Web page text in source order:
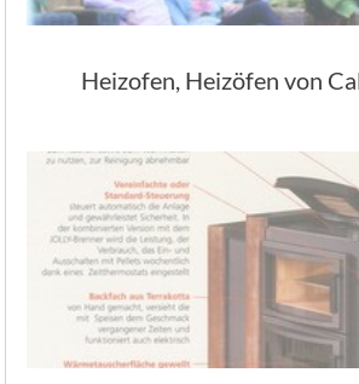
Heizofen, Heizöfen von